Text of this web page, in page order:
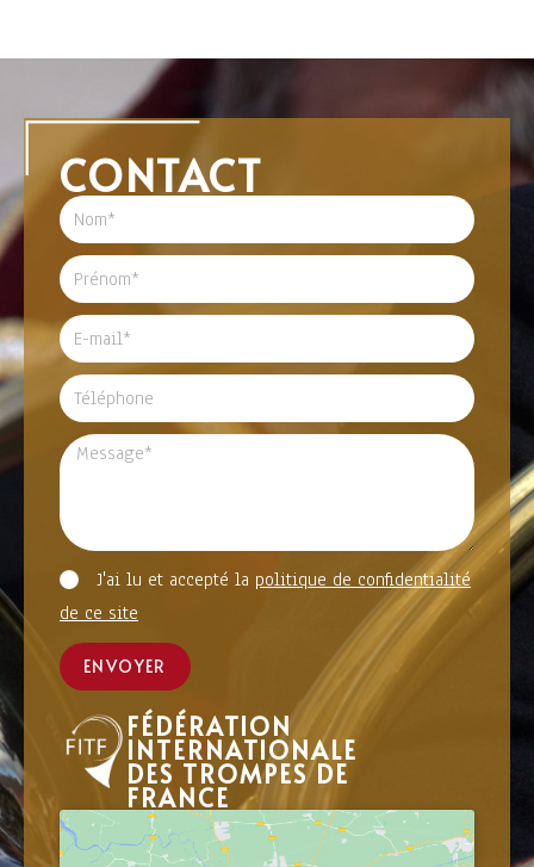
CONTACT
J'ai lu et accepté la politique de confidentialité
de ce site
ENVOYER
FÉDÉRATION
INTERNATIONALE
DES TROMPES DE
FRANCE